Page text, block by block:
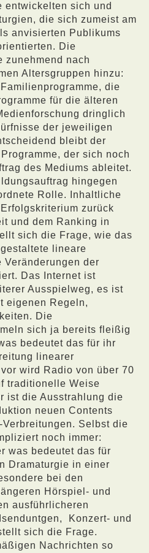
entwickelten sich und
die sich zumeist am
anvisierten Publikums
Die
zunehmend nach
Altersgruppen hinzu:
die
für die älteren
dringlich
der jeweiligen
bleibt der
der sich noch
des Mediums ableitet.
hingegen
Rolle. Inhaltliche
zurück
und dem Ranking in
sich die Frage, wie das
lineare
Veränderungen der
Das Internet ist
Ausspielweg, es ist
eigenen Regeln,
Die
sich ja bereits fleißig
bedeutet das für ihr
linearer
wird Radio von über 70
traditionelle Weise
ist die Ausstrahlung die
neuen Contents
Selbst die
noch immer:
was bedeutet das für
Dramaturgie in einer
bei den
Hörspiel- und
ausführlicheren
Konzert- und
sich die Frage.
Nachrichten so